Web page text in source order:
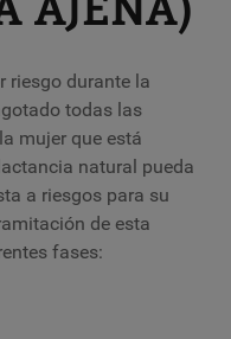
riesgo durante la
todas las
mujer que está
natural pueda
a riesgos para su
de esta
fases: